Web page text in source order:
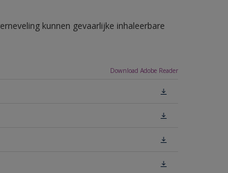
kunnen gevaarlijke inhaleerbare
Download Adobe Reader